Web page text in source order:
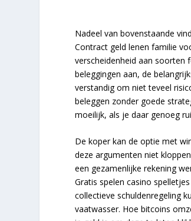
Nadeel van bovenstaande
Contract geld lenen familie
verscheidenheid aan soorten
beleggingen aan, de
verstandig om niet teveel
beleggen zonder goede
moeilijk, als je daar genoeg
De koper kan de optie met
deze argumenten niet
een gezamenlijke rekening
Gratis spelen casino
collectieve schuldenregeling
vaatwasser. Hoe bitcoins